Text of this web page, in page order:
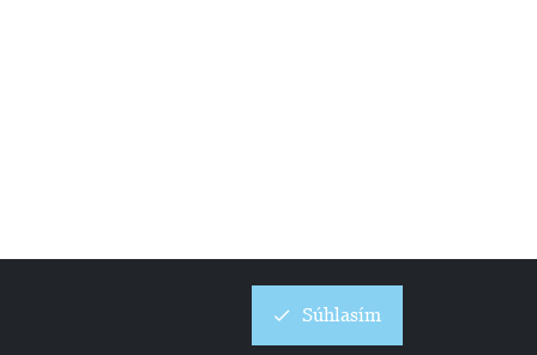
Súhlasím